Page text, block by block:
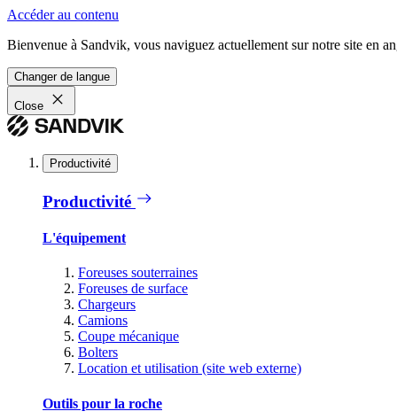
Accéder au contenu
Bienvenue à Sandvik, vous naviguez actuellement sur notre site en
Changer de langue
Close
Productivité
Productivité
L'équipement
Foreuses souterraines
Foreuses de surface
Chargeurs
Camions
Coupe mécanique
Bolters
Location et utilisation (site web externe)
Outils pour la roche